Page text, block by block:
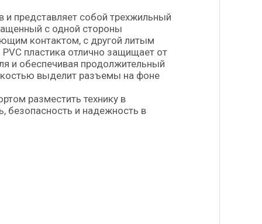
и представляет собой трехжильный
с одной стороны
контактом, с другой литым
пластика отлично защищает от
и обеспечивая продолжительный
выделит разъемы на фоне
разместить технику в
безопасность и надежность в